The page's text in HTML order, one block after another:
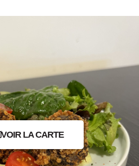
VOIR LA CARTE